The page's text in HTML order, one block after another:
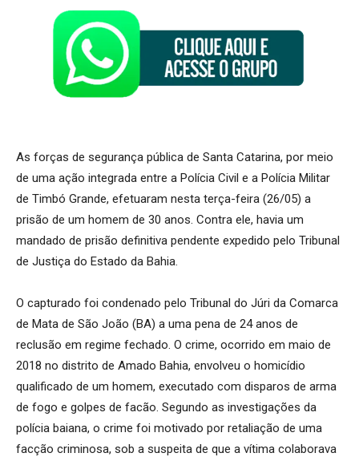
As forças de segurança pública de Santa Catarina, por meio
de uma ação integrada entre a Polícia Civil e a Polícia Militar
de Timbó Grande, efetuaram nesta terça-feira (26/05) a
prisão de um homem de 30 anos. Contra ele, havia um
mandado de prisão definitiva pendente expedido pelo Tribunal
de Justiça do Estado da Bahia.
O capturado foi condenado pelo Tribunal do Júri da Comarca
de Mata de São João (BA) a uma pena de 24 anos de
reclusão em regime fechado. O crime, ocorrido em maio de
2018 no distrito de Amado Bahia, envolveu o homicídio
qualificado de um homem, executado com disparos de arma
de fogo e golpes de facão. Segundo as investigações da
polícia baiana, o crime foi motivado por retaliação de uma
facção criminosa, sob a suspeita de que a vítima colaborava